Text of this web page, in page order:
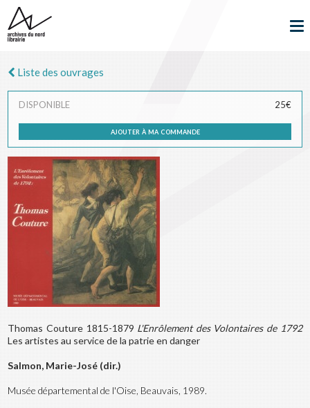
Liste des ouvrages
DISPONIBLE 25€
ajouter à ma commande
Thomas Couture 1815-1879 L'Enrôlement des Volontaires de 1792
Les artistes au service de la patrie en danger
Salmon, Marie-José (dir.)
Musée départemental de l'Oise, Beauvais, 1989.